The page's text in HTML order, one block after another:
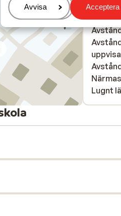
Hantera
Avvisa I
Lugnt